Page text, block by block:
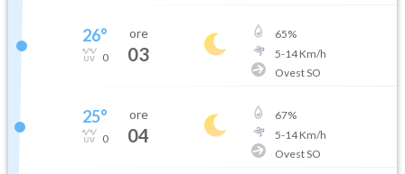
26°
0
ore
03
65%
5-14Km/h
Ovest SO
25°
0
ore
04
67%
5-14Km/h
Ovest SO